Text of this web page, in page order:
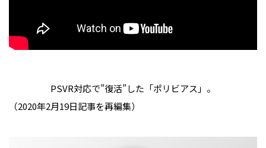
PSVR対応で”復活”した「ポリビアス」。
（2020年2月19日記事を再編集）